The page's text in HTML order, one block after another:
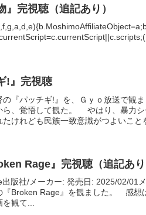
』完視聴（追記あり）
!』完視聴
の『パッチギ!』を、Ｇｙｏ放送
ら、覚悟して観た。 やはり、暴力
たけれども民族一致意識がつよいこ
Rage』完視聴（追記あり
出版社/メーカー: 発売日: 2025/02/
『Broken Rage』を観ました。
観て...